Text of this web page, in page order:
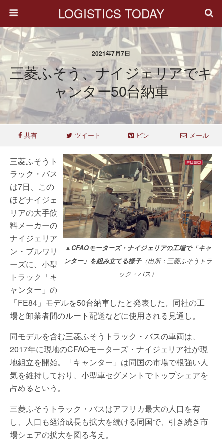
LOGISTICS TODAY
2021年7月7日
三菱ふそう、ナイジェリアでキ
ャンター50台納車
共有 ツイート ピン メール
▲CFAOモーターズ・ナイジェリアの工場で「キャ
ンター」を組み立てる様子（出所：三菱ふそうトラ
ック・バス）
三菱ふそうト
ラック・バス
は7日、この
ほどナイジェ
リアの大手飲
料メーカーの
ナイジェリア
ン・ブルワリ
ーズに、小型
トラック「キ
ャンター」の
「FE84」モデルを50台納車したと発表した。同社の工
場と卸業者間のルート配送などに使用される見通し。
同モデルを含む三菱ふそうトラック・バスの車両は、
2017年に現地のCFAOモーターズ・ナイジェリア社が現
地組立を開始。「キャンター」は同国の市場で根強い人
気を維持しており、小型車セグメントでトップシェアを
占めるという。
三菱ふそうトラック・バスはアフリカ最大の人口を有
し、人口も経済成長も拡大を続ける同国で、引き続き市
場シェアの拡大を図る考え。